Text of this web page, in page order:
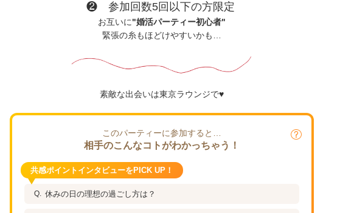
❷ 参加回数5回以下の方限定
お互いに"婚活パーティー初心者"
緊張の糸もほどけやすいかも…
素敵な出会いは東京ラウンジで♥
このパーティーに参加すると…
相手のこんなコトがわかっちゃう！
共感ポイントインタビューをPICK UP！
休みの日の理想の過ごし方は？